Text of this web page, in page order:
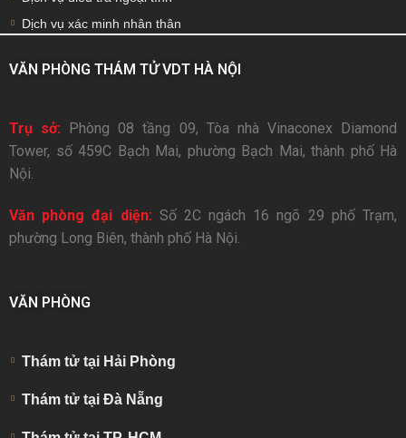
Dịch vụ xác minh nhân thân
VĂN PHÒNG THÁM TỬ VDT HÀ NỘI
Trụ sở: Phòng 08 tầng 09, Tòa nhà Vinaconex Diamond
Tower, số 459C Bạch Mai, phường Bạch Mai, thành phố Hà
Nội.
Văn phòng đại diện: Số 2C ngách 16 ngõ 29 phố Trạm,
phường Long Biên, thành phố Hà Nội.
VĂN PHÒNG
Thám tử tại Hải Phòng
Thám tử tại Đà Nẵng